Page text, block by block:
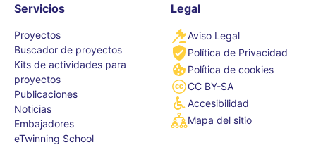
Servicios
Proyectos
Buscador de proyectos
Kits de actividades para
proyectos
Publicaciones
Noticias
Embajadores
eTwinning School
Legal
Aviso Legal
Política de Privacidad
Política de cookies
CC BY-SA
Accesibilidad
Mapa del sitio